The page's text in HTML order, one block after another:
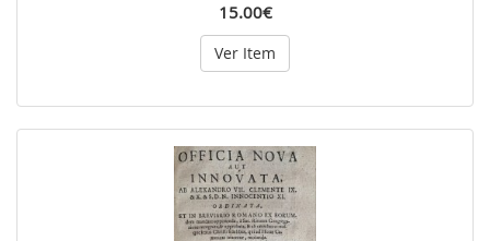
15.00€
Ver Item